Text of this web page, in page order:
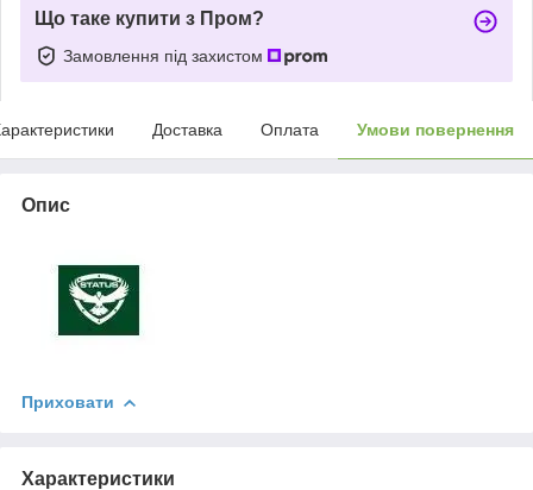
Що таке купити з Пром?
Замовлення під захистом
Доставка Оплата Умови повернення
Опис
Приховати
Характеристики